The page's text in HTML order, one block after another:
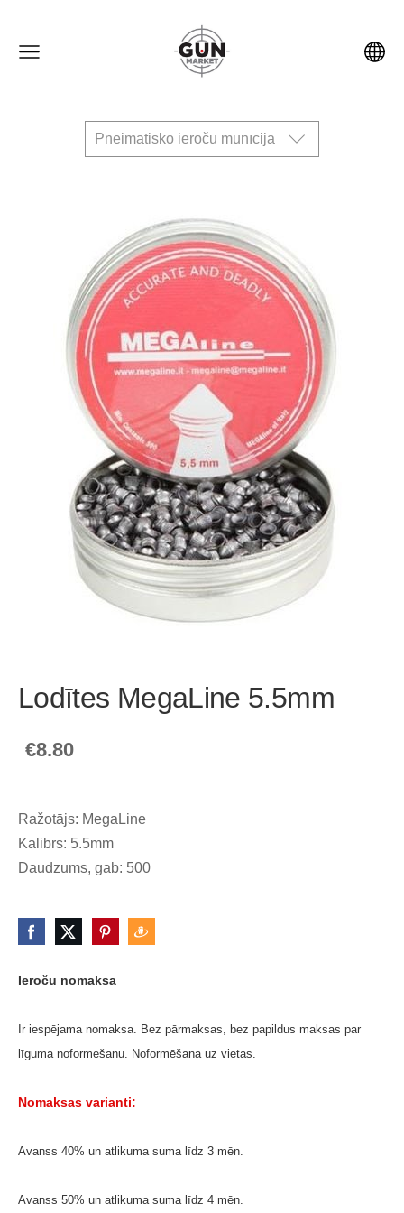
Pneimatisko ieroču munīcija
Ieroču nomaksa
Ir iespējama nomaksa. Bez pārmaksas, bez papildus maksas par
līguma noformešanu. Noformēšana uz vietas.
Nomaksas varianti:
Avanss 40% un atlikuma suma līdz 3 mēn.
Avanss 50% un atlikuma suma līdz 4 mēn.
Lodītes MegaLine 5.5mm
€8.80
Ražotājs: MegaLine
Kalibrs: 5.5mm
Daudzums, gab: 500